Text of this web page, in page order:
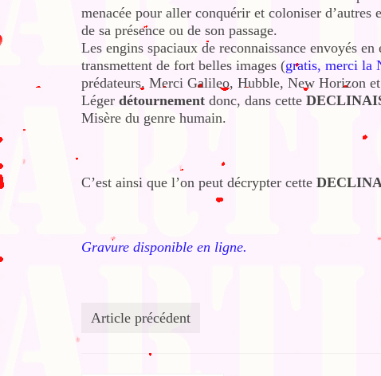
menacée pour aller conquérir et coloniser
de sa présence ou de son passage.
Les engins spaciaux de reconnaissance envoyés
transmettent de fort belles images (gratis, merci la
prédateurs. Merci Galileo, Hubble, New Horizon et
Léger détournement donc, dans cette
Misère du genre humain.
C’est ainsi que l’on peut décrypter cette
Gravure disponible en ligne.
Article précédent